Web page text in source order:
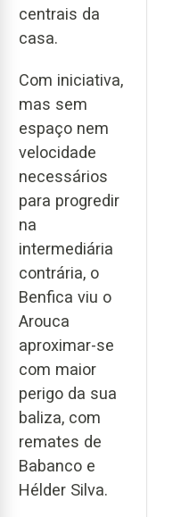
centrais da
casa.
Com iniciativa,
mas sem
espaço nem
velocidade
necessários
para progredir
na
intermediária
contrária, o
Benfica viu o
Arouca
aproximar-se
com maior
perigo da sua
baliza, com
remates de
Babanco e
Hélder Silva.